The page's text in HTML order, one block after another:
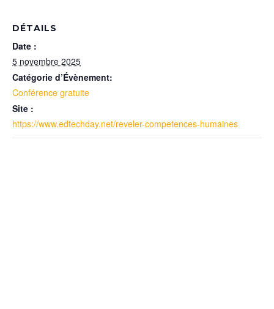
DÉTAILS
Date :
5 novembre 2025
Catégorie d’Évènement:
Conférence gratuite
Site :
https://www.edtechday.net/reveler-competences-humaines